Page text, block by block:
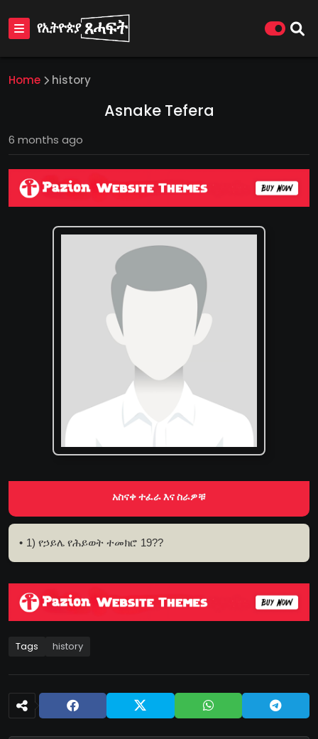
Home history
Asnake Tefera
6 months ago
አስናቀ ተፈራ እና ስራዎቹ
1) የኃይሌ የሕይወት ተመክሮ 19??
Tags history